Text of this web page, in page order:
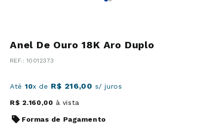
Anel De Ouro 18K Aro Duplo
: 10012373
Até10x de R$ 216,00 s/ juros
R$ 2.160,00 à vista
Formas de Pagamento
6º
Argola
7º
Casamento
9º
Pingente
10 º São Bento